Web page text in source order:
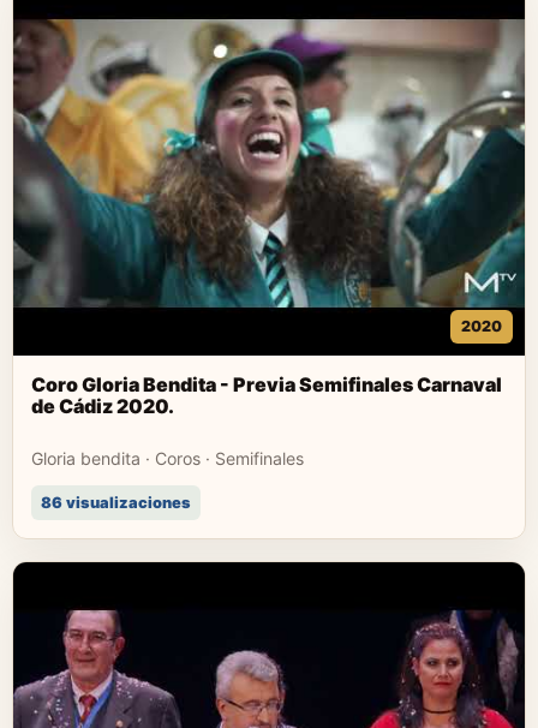
2020
Coro Gloria Bendita - Previa Semifinales Carnaval
de Cádiz 2020.
Gloria bendita · Coros · Semifinales
86 visualizaciones